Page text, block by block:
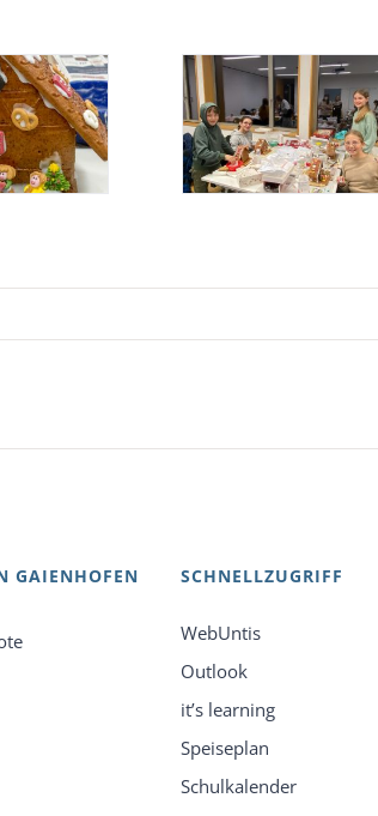
GAIENHOFEN SCHNELLZUGRIFF
WebUntis
Outlook
it’s learning
Speiseplan
Schulkalender